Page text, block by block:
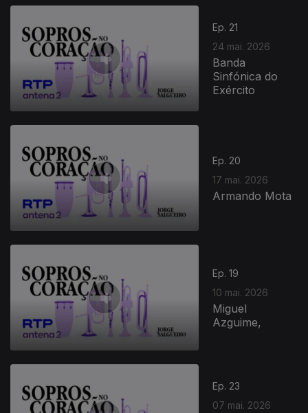
Ep. 21
24 mai. 2026
Banda
Sinfónica do
Exército
Ep. 20
17 mai. 2026
Armando Mota
Ep. 19
10 mai. 2026
Miguel
Azguime,
Ep. 23
07 mai. 2026